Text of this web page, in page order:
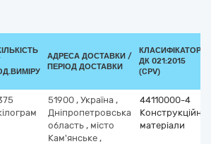
АДРЕСА ДОСТАВКИ /
ПЕРІОД ДОСТАВКИ
КЛАСИФІКАТОР
ДК 021:2015
(CPV)
51900 , Україна ,
Дніпропетровська
область , місто
Кам'янське ,
44110000-4
Конструкційні
матеріали